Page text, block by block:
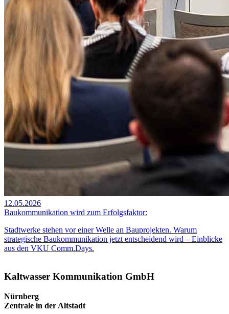
12.05.2026
Baukommunikation wird zum Erfolgsfaktor:
Stadtwerke stehen vor einer Welle an Bauprojekten. Warum
strategische Baukommunikation jetzt entscheidend wird – Einblicke
aus den VKU Comm.Days.
Kaltwasser Kommunikation GmbH
Nürnberg
Zentrale in der Altstadt